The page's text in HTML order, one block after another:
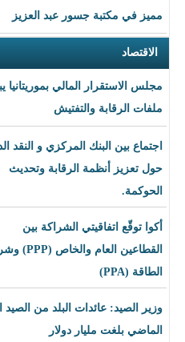
عبد العزيز
بموريتانيا يبحث
المركزي و النقد الدولي
الرقابة وتحديث
الشراكة بين
القطاعين العام والخاص (PPP) وشراء
البلد من الصيد العام
دولار